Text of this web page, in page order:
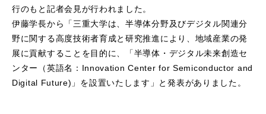
行のもと記者会見が行われました。
伊藤学長から「三重大学は、半導体分野及びデジタル関連分
野に関する高度技術者育成と研究推進により、地域産業の発
展に貢献することを目的に、「半導体・デジタル未来創造セ
ンター（英語名：Innovation Center for Semiconductor and
Digital Future)」を設置いたします」と発表がありました。